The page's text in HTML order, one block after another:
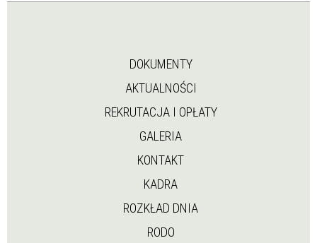
DOKUMENTY
AKTUALNOŚCI
REKRUTACJA I OPŁATY
GALERIA
KONTAKT
KADRA
ROZKŁAD DNIA
RODO